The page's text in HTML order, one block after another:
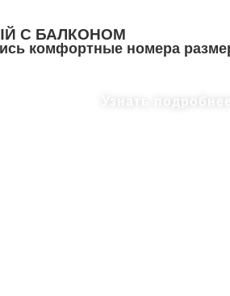
С БАЛКОНОМ
комфортные номера
Узнать подробнее